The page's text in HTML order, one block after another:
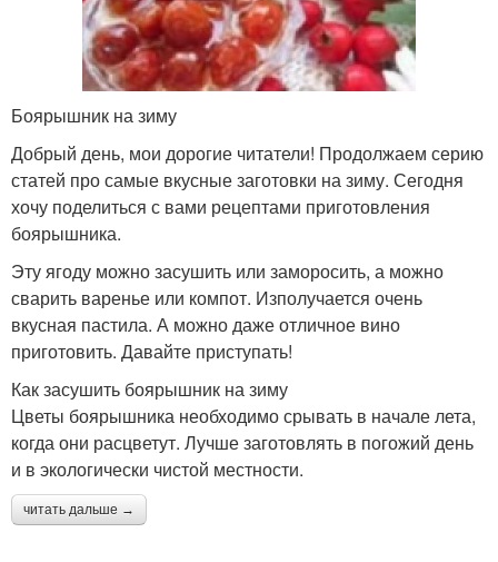
Боярышник на зиму
Добрый день, мои дорогие читатели! Продолжаем серию
статей про самые вкусные заготовки на зиму. Сегодня
хочу поделиться с вами рецептами приготовления
боярышника.
Эту ягоду можно засушить или заморосить, а можно
сварить варенье или компот. Изполучается очень
вкусная пастила. А можно даже отличное вино
приготовить. Давайте приступать!
Как засушить боярышник на зиму
Цветы боярышника необходимо срывать в начале лета,
когда они расцветут. Лучше заготовлять в погожий день
и в экологически чистой местности.
читать дальше →